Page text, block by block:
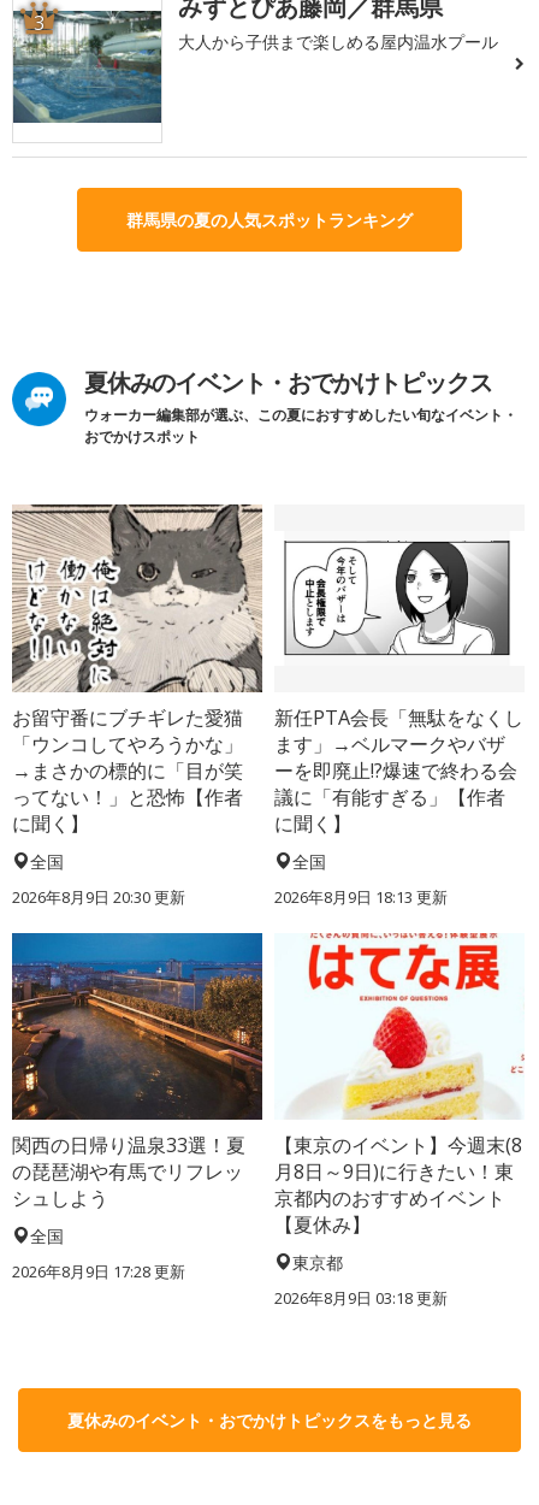
3
大人から子供まで楽しめる屋内温水プール
群馬県の夏の人気スポットランキング
夏休みのイベント・おでかけトピックス
ウォーカー編集部が選ぶ、この夏におすすめしたい旬なイベント・
おでかけスポット
お留守番にブチギレた愛猫
「ウンコしてやろうかな」
→まさかの標的に「目が笑
ってない！」と恐怖【作者
に聞く】
全国
2026年8月9日 20:30更新
新任PTA会長「無駄をなくし
ます」→ベルマークやバザ
ーを即廃止!?爆速で終わる会
議に「有能すぎる」【作者
に聞く】
全国
2026年8月9日 18:13 更新
関西の日帰り温泉33選！夏
の琵琶湖や有馬でリフレッ
シュしよう
全国
2026年8月9日 17:28更新
【東京のイベント】今週末(8
月8日～9日)に行きたい！東
京都内のおすすめイベント
【夏休み】
東京都
2026年8月9日 03:18更新
夏休みのイベント・おでかけトピックスをもっと見る